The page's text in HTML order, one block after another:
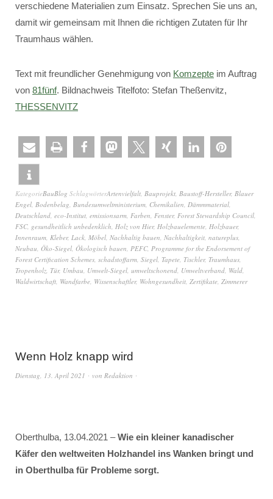
verschiedene Materialien zum Einsatz. Sprechen Sie uns an,
damit wir gemeinsam mit Ihnen die richtigen Zutaten für Ihr
Traumhaus wählen.
Text mit freundlicher Genehmigung von Komzepte im Auftrag
von 81fünf. Bildnachweis Titelfoto: Stefan Theßenvitz,
THESSENVITZ
KategorieBauBlog SchlagwörterArtenvielfalt, Bauprojekt, Baustoff-Hersteller, Blauer
Engel, Bodenbelag, Bundesumweltministerium, Chemikalien, Dämmmaterial,
Deutschland, eco-Institut, emissionsarm, Farben, Fenster, Forest Stewardship Council,
FSC, gesundheitlich unbedenklich, Holz von Hier, Holzbauelemente, Holzbauer,
Innenraum, Kleber, Lack, Möbel, Nachhaltig bauen, Nachhaltigkeit, natureplus,
Neubau, Öko-Siegel, Ökologisch bauen, PEFC, Programme for the Endorsement of
Forest Certification Schemes, schadstoffarm, Siegel, Tapete, Tischler, Traumhaus,
Tropenholz, Tür, Umbau, Umwelt-Siegel, umweltschonend, Umweltverband, Wald,
Waldwirtschaft, Wandfarbe, Wissenschaftler, Wohngesundheit, Zertifikate, Zimmerer
Wenn Holz knapp wird
Dienstag, 13. April 2021 von Redaktion
Oberthulba, 13.04.2021 –Wie ein kleiner kanadischer
Käfer den weltweiten Holzhandel ins Wanken bringt und
in Oberthulba für Probleme sorgt.